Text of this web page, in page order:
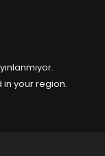
your region.